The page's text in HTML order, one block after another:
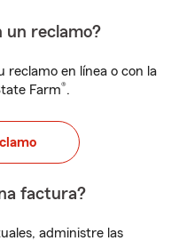
un reclamo?
reclamo en línea o con la
Farm®.
factura?
administre las